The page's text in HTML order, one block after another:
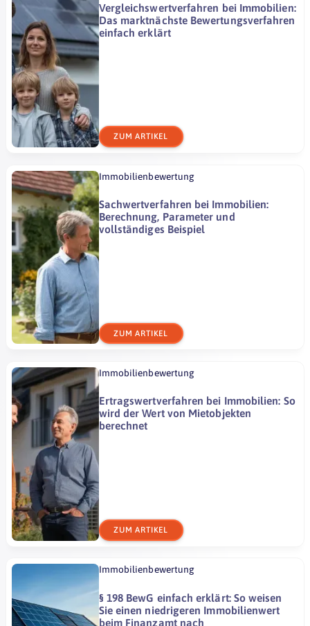
Vergleichswertverfahren bei Immobilien:
Das marktnächste Bewertungsverfahren
einfach erklärt
ZUM ARTIKEL
Immobilienbewertung
Sachwertverfahren bei Immobilien:
Berechnung, Parameter und
vollständiges Beispiel
ZUM ARTIKEL
Immobilienbewertung
Ertragswertverfahren bei Immobilien: So
wird der Wert von Mietobjekten
berechnet
ZUM ARTIKEL
Immobilienbewertung
§ 198 BewG einfach erklärt: So weisen
Sie einen niedrigeren Immobilienwert
beim Finanzamt nach